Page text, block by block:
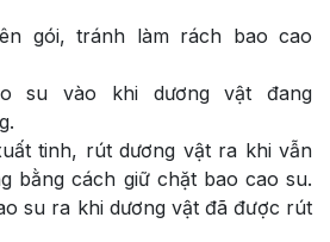
gói, tránh làm rách bao cao
su vào khi dương vật đang
tinh, rút dương vật ra khi vẫn
bằng cách giữ chặt bao cao su.
su ra khi dương vật đã được rút